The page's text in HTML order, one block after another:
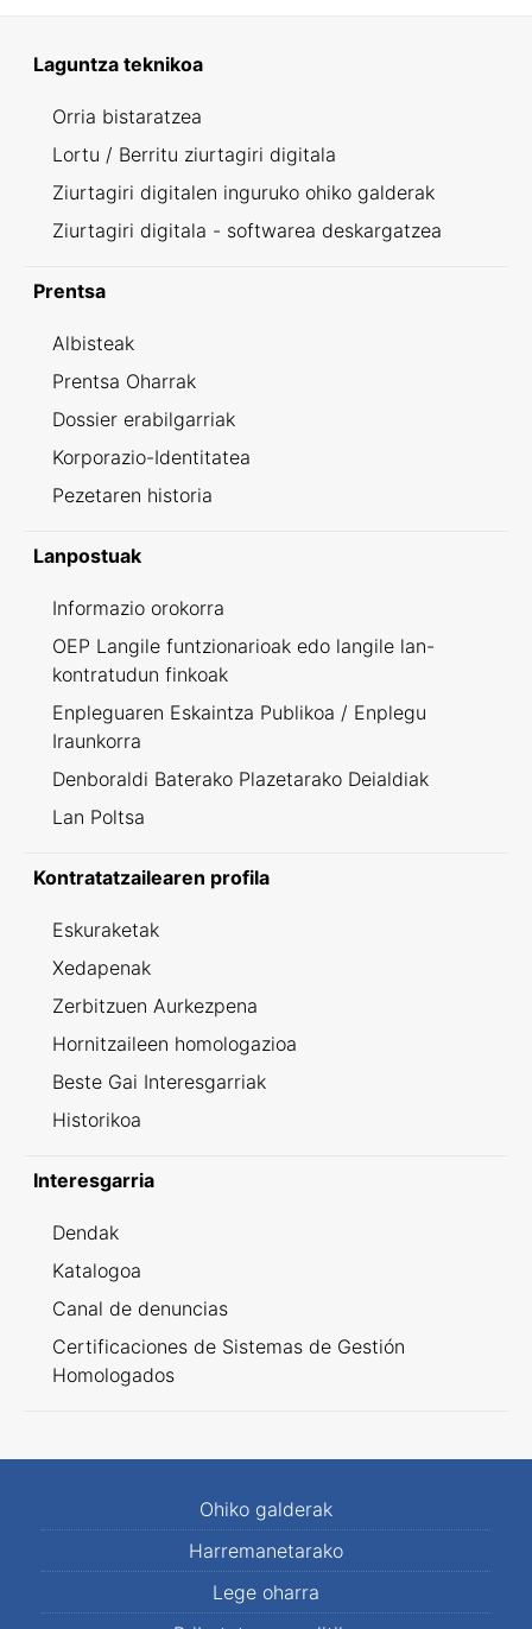
Laguntza teknikoa
Orria bistaratzea
Lortu / Berritu ziurtagiri digitala
Ziurtagiri digitalen inguruko ohiko galderak
Ziurtagiri digitala - softwarea deskargatzea
Prentsa
Albisteak
Prentsa Oharrak
Dossier erabilgarriak
Korporazio-Identitatea
Pezetaren historia
Lanpostuak
Informazio orokorra
OEP Langile funtzionarioak edo langile lan-
kontratudun finkoak
Enpleguaren Eskaintza Publikoa / Enplegu
Iraunkorra
Denboraldi Baterako Plazetarako Deialdiak
Lan Poltsa
Kontratatzailearen profila
Eskuraketak
Xedapenak
Zerbitzuen Aurkezpena
Hornitzaileen homologazioa
Beste Gai Interesgarriak
Historikoa
Interesgarria
Dendak
Katalogoa
Canal de denuncias
Certificaciones de Sistemas de Gestión
Homologados
Ohiko galderak
Harremanetarako
Lege oharra